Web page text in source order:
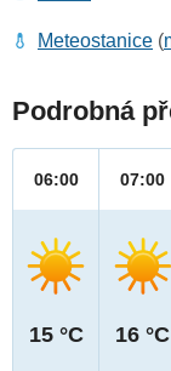
Meteostanice (
Podrobná
06:00
15 °C
07:00
16 °C